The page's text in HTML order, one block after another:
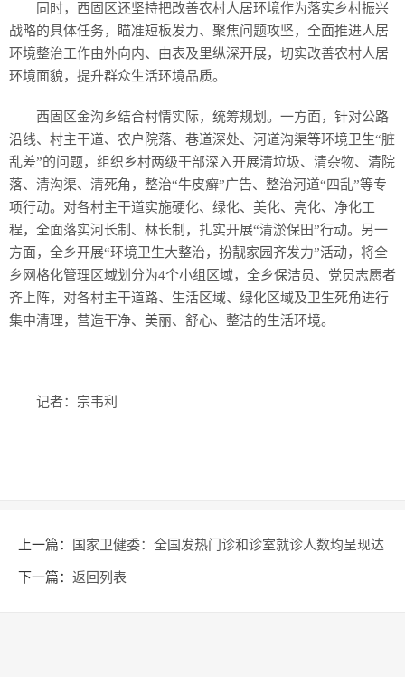
同时，西固区还坚持把改善农村人居环境作为落实乡村振兴
战略的具体任务，瞄准短板发力、聚焦问题攻坚，全面推进人居
环境整治工作由外向内、由表及里纵深开展，切实改善农村人居
环境面貌，提升群众生活环境品质。
西固区金沟乡结合村情实际，统筹规划。一方面，针对公路
沿线、村主干道、农户院落、巷道深处、河道沟渠等环境卫生“脏
乱差”的问题，组织乡村两级干部深入开展清垃圾、清杂物、清院
落、清沟渠、清死角，整治“牛皮癣”广告、整治河道“四乱”等专
项行动。对各村主干道实施硬化、绿化、美化、亮化、净化工
程，全面落实河长制、林长制，扎实开展“清淤保田”行动。另一
方面，全乡开展“环境卫生大整治，扮靓家园齐发力”活动，将全
乡网格化管理区域划分为4个小组区域，全乡保洁员、党员志愿者
齐上阵，对各村主干道路、生活区域、绿化区域及卫生死角进行
集中清理，营造干净、美丽、舒心、整洁的生活环境。
记者：宗韦利
上一篇： 国家卫健委：全国发热门诊和诊室就诊人数均呈现达
峰以后整体下降趋势
下一篇： 返回列表